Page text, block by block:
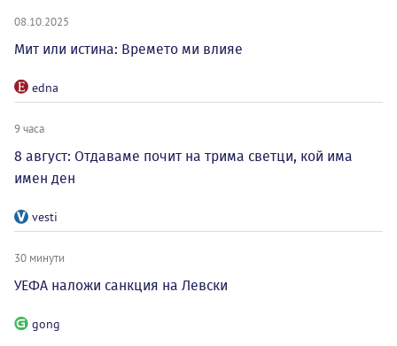
08.10.2025
Мит или истина: Времето ми влияе
edna
9 часа
8 август: Отдаваме почит на трима светци, кой има
имен ден
vesti
30 минути
УЕФА наложи санкция на Левски
gong